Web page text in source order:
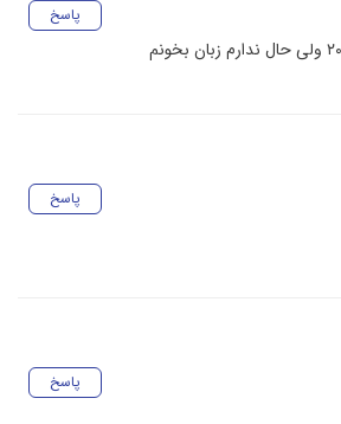
پاسخ
پاسخ
پاسخ